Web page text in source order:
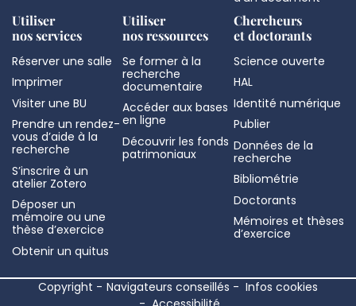
Utiliser
nos services
Réserver une salle
Imprimer
Visiter une BU
Prendre un rendez-
vous d’aide à la
recherche
S’inscrire à un
atelier Zotero
Déposer un
mémoire ou une
thèse d’exercice
Obtenir un quitus
Utiliser
nos ressources
Se former à la
recherche
documentaire
Accéder aux bases
en ligne
Découvrir les fonds
patrimoniaux
Chercheurs
et doctorants
Science ouverte
HAL
Identité numérique
Publier
Données de la
recherche
Bibliométrie
Doctorants
Mémoires et thèses
d’exercice
Copyright Navigateurs conseillés
Infos cookies